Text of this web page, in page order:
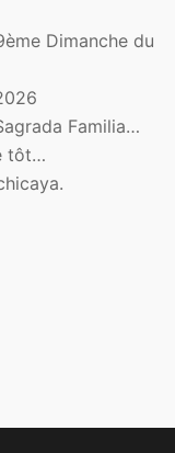
Dimanche du
Familia…
tôt…